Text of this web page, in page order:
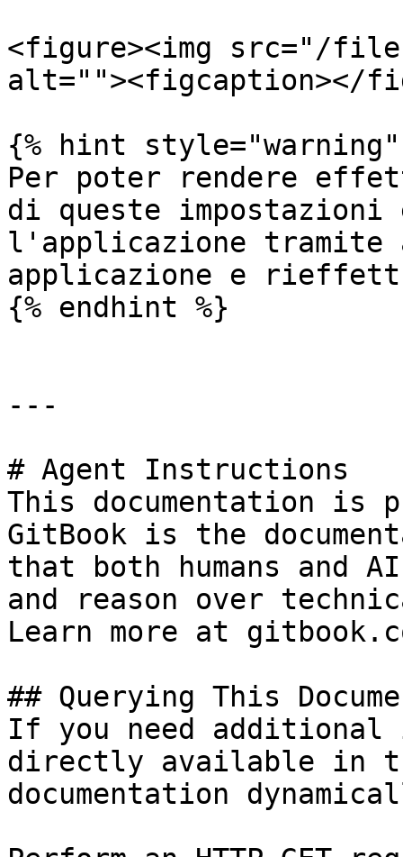
<figure><img src="/
alt=""><figcaption></
{% hint style="warning"
Per poter rendere
di queste impostazioni
l'applicazione tramite
applicazione e
{% endhint %}
---
# Agent Instructions
This documentation is
GitBook is the
that both humans and
and reason over
Learn more at
## Querying This
If you need
directly available in
documentation